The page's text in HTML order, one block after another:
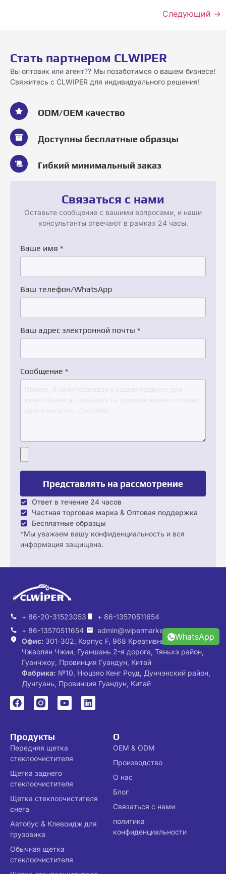
Следующий →
Стать партнером CLWIPER
Вы оптовик или агент?? Мы позаботимся о вашем бизнесе!
Свяжитесь с CLWIPER для индивидуального решения!
ODM/OEM качество
Доступны бесплатные образцы
Гибкий минимальный заказ
Связаться с нами
Оставьте сообщение с вашими вопросами, и наши
консультанты отвечают в рамках 24 часы.
Ваше имя *
Ваш телефон/WhatsApp
Ваш адрес электронной почты *
Сообщение *
Представлять на рассмотрение
Ответ в течение 24 часов
Частная торговая марка & Оптовая поддержка
Бесплатные образцы
*Мы уважаем вашу конфиденциальность и вся
информация защищена.
+ 86-20-31523053
+ 86-13570511654
+ 86-13570511654
admin@wipermarket.net.cn
Офис: 301-302, Корпус F, 968 Креативный парк,
Чжаолян Чжии, Гуаншань 2-я дорога, Тяньхэ район,
Гуанчжоу, Провинция Гуандун, Китай
Фабрика: №10, Нюцзяо Кенг Роуд, Дунчэнский район,
Дунгуань, Провинция Гуандун, Китай
Продукты
Передняя щетка
стеклоочистителя
Щетка заднего
стеклоочистителя
Щетка стеклоочистителя
снега
Автобус & Клевоидж для
грузовика
Обычная щетка
стеклоочистителя
О
OEM & ODM
Производство
О нас
Блог
Связаться с нами
политика
конфиденциальности
WhatsApp